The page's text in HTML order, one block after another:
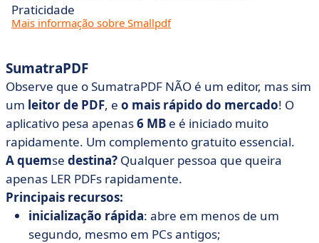
Praticidade
Mais informação sobre Smallpdf
SumatraPDF
Observe que o SumatraPDF NÃO é um editor, mas sim
um leitor de PDF, e o mais rápido do mercado! O
aplicativo pesa apenas6 MB e é iniciado muito
rapidamente. Um complemento gratuito essencial.
A quemse destina? Qualquer pessoa que queira
apenas LER PDFs rapidamente.
Principais recursos:
inicialização rápida: abre em menos de um
segundo, mesmo em PCs antigos;